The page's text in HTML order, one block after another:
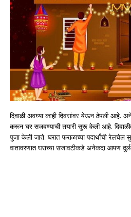
दिवाळी अवघ्या काही दिवसांवर येऊन ठेपली आहे.
करून घर सजवण्याची तयारी सुरू केली आहे.
पुजा केली जाते. घरात फराळाच्या पदार्थांची
वातावरणात घराच्या सजावटीकडे अनेकदा आपण